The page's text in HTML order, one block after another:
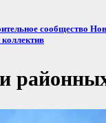
сообщество